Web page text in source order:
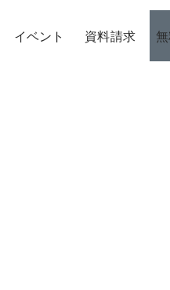
イベント 資料請求